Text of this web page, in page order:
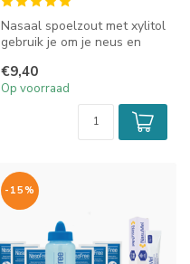
Nasaal spoelzout met xylitol
gebruik je om je neus en
€9,40
Op voorraad
-15%